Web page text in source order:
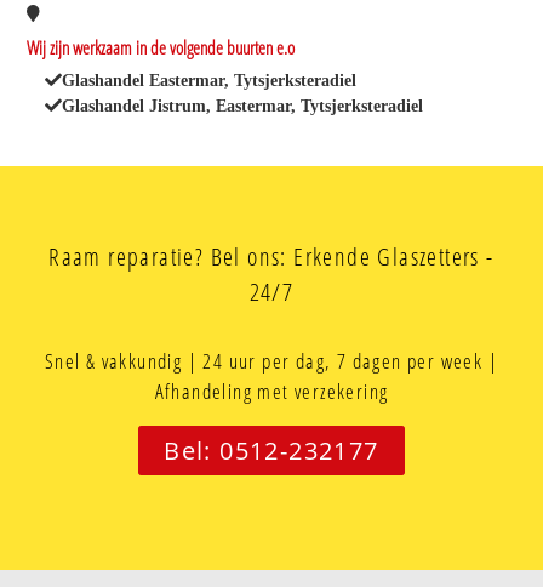
Wij zijn werkzaam in de volgende buurten e.o
Glashandel Eastermar, Tytsjerksteradiel
Glashandel Jistrum, Eastermar, Tytsjerksteradiel
Raam reparatie? Bel ons: Erkende Glaszetters -
24/7
Snel & vakkundig | 24 uur per dag, 7 dagen per week |
Afhandeling met verzekering
Bel: 0512-232177